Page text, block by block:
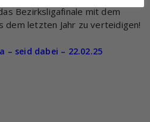
Bezirksligafinale mit dem
dem letzten Jahr zu verteidigen!
seid dabei – 22.02.25